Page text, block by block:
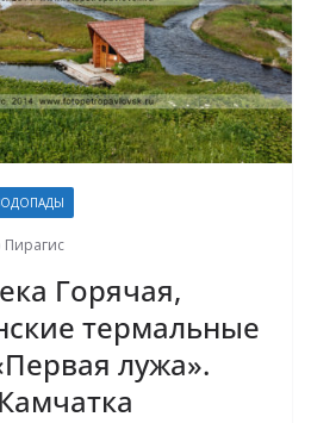
Пирагис
Горячая,
термальные
лужа».